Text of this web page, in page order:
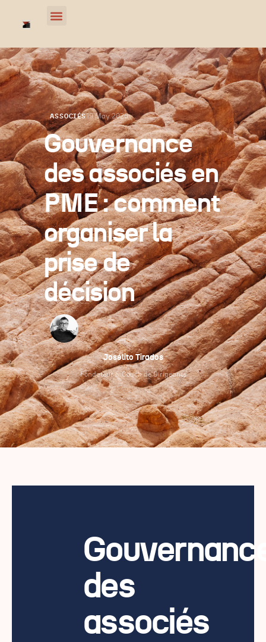
ASSOCIÉS19 May 2026
Gouvernance
des associés en
PME : comment
organiser la
prise de
décision
Josélito Tirados
Fondateur & Coach de Dirigeants
des
associés